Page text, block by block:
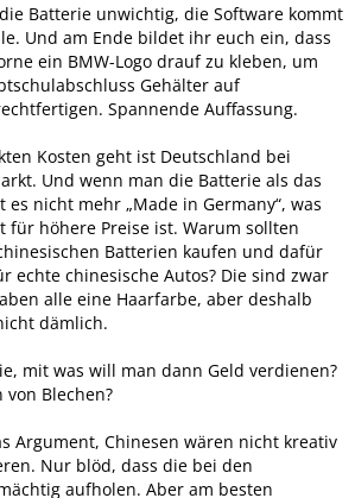
Batterie unwichtig, die Software kommt
Und am Ende bildet ihr euch ein, dass
ein BMW-Logo drauf zu kleben, um
Gehälter auf
Spannende Auffassung.
Kosten geht ist Deutschland bei
Und wenn man die Batterie als das
es nicht mehr „Made in Germany“, was
für höhere Preise ist. Warum sollten
Batterien kaufen und dafür
echte chinesische Autos? Die sind zwar
alle eine Haarfarbe, aber deshalb
dämlich.
mit was will man dann Geld verdienen?
von Blechen?
Argument, Chinesen wären nicht kreativ
Nur blöd, dass die bei den
aufholen. Aber am besten